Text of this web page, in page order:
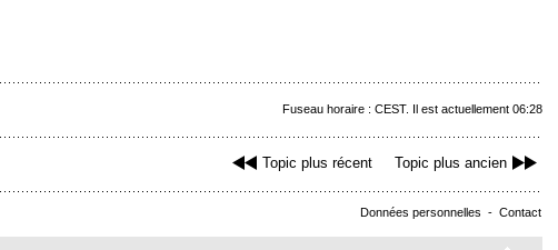
Fuseau horaire : CEST. Il est actuellement 06:28
Topic plus récent Topic plus ancien
Données personnelles - Contact